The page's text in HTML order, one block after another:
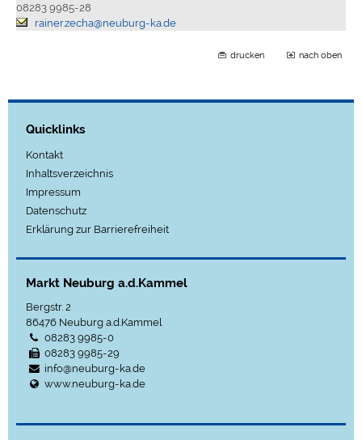
08283 9985-28
rainer.zecha@neuburg-ka.de
drucken nach oben
Quicklinks
Kontakt
Inhaltsverzeichnis
Impressum
Datenschutz
Erklärung zur Barrierefreiheit
Markt Neuburg a.d.Kammel
Bergstr. 2
86476 Neuburg a.d.Kammel
08283 9985-0
08283 9985-29
info@neuburg-ka.de
www.neuburg-ka.de